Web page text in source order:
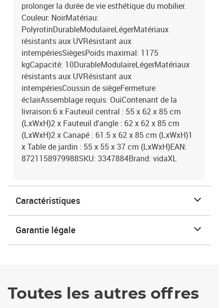
prolonger la durée de vie esthétique du mobilier.
Couleur: NoirMatériau:
PolyrotinDurableModulaireLégerMatériaux
résistants aux UVRésistant aux
intempériesSiègesPoids maximal: 1175
kgCapacité: 10DurableModulaireLégerMatériaux
résistants aux UVRésistant aux
intempériesCoussin de siègeFermeture
éclairAssemblage requis: OuiContenant de la
livraison:6 x Fauteuil central : 55 x 62 x 85 cm
(LxWxH)2 x Fauteuil d'angle : 62 x 62 x 85 cm
(LxWxH)2 x Canapé : 61.5 x 62 x 85 cm (LxWxH)1
x Table de jardin : 55 x 55 x 37 cm (LxWxH)EAN:
8721158979988SKU: 3347884Brand: vidaXL
Caractéristiques
Garantie légale
Toutes les autres offres